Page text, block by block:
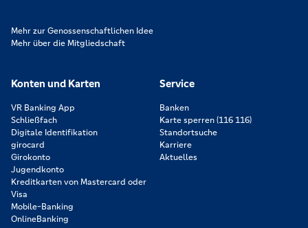
Mehr zur Genossenschaftlichen Idee
Mehr über die Mitgliedschaft
Konten und Karten
VR Banking App
Schließfach
Digitale Identifikation
girocard
Girokonto
Jugendkonto
Kreditkarten von Mastercard oder
Visa
Mobile-Banking
OnlineBanking
Service
Banken
Karte sperren (116 116)
Standortsuche
Karriere
Aktuelles